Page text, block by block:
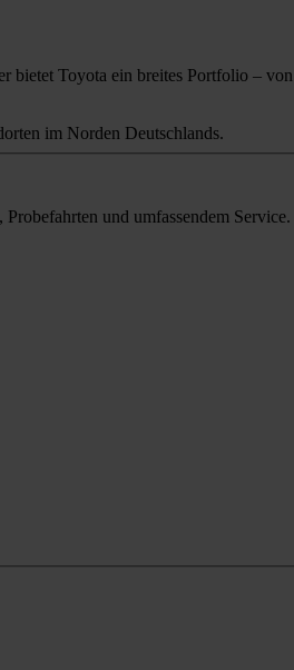
Toyota ein breites Portfolio –
im Norden Deutschlands.
und umfassendem Service.